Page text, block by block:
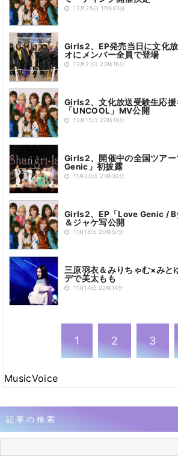
12月25日 17時43分
Girls2、EP発売当日に文化
オにメンバー全員で登場
12月21日 23時16分
Girls2、文化放送受験生応
「UNCOOL」MV公開
12月15日 22時19分
Girls2、開催中の全国ツア
Genic」初披露
11月20日 21時30分
Girls2、EP「Love Genic /
＆ジャケ写公開
11月18日 20時57分
三原羽衣＆みりちゃむ×みと
デで美太もも
11月14日 22時14分
1 2 3
MusicVoice
記事の検索